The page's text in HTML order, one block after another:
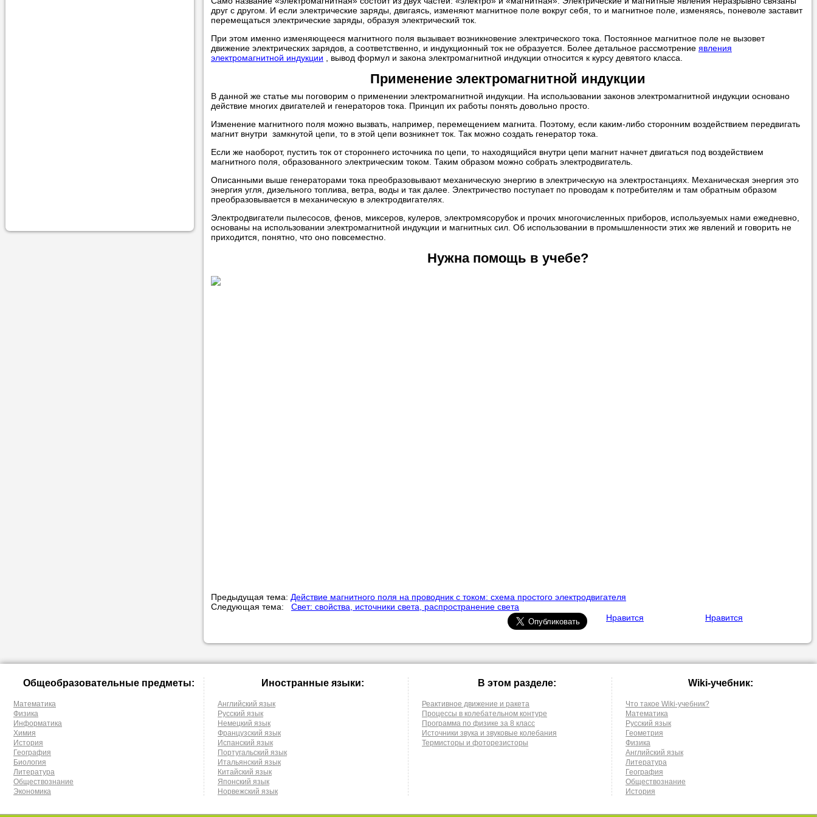
учеником.
друг с другом. И если электрические заряды, двигаясь, изменяют магнитное поле вокруг себя, то и магнитное поле, изменяясь, поневоле заставит
перемещаться электрические заряды, образуя электрический ток.
При этом именно изменяющееся магнитного поля вызывает возникновение электрического тока. Постоянное магнитное поле не вызовет
движение электрических зарядов, а соответственно, и индукционный ток не образуется. Более детальное рассмотрение явления
электромагнитной индукции , вывод формул и закона электромагнитной индукции относится к курсу девятого класса.
Применение электромагнитной индукции
В данной же статье мы поговорим о применении электромагнитной индукции. На использовании законов электромагнитной индукции основано
действие многих двигателей и генераторов тока. Принцип их работы понять довольно просто.
Изменение магнитного поля можно вызвать, например, перемещением магнита. Поэтому, если каким-либо сторонним воздействием передвигать
магнит внутри замкнутой цепи, то в этой цепи возникнет ток. Так можно создать генератор тока.
Если же наоборот, пустить ток от стороннего источника по цепи, то находящийся внутри цепи магнит начнет двигаться под воздействием
магнитного поля, образованного электрическим током. Таким образом можно собрать электродвигатель.
Описанными выше генераторами тока преобразовывают механическую энергию в электрическую на электростанциях. Механическая энергия это
энергия угля, дизельного топлива, ветра, воды и так далее. Электричество поступает по проводам к потребителям и там обратным образом
преобразовывается в механическую в электродвигателях.
Электродвигатели пылесосов, фенов, миксеров, кулеров, электромясорубок и прочих многочисленных приборов, используемых нами ежедневно,
основаны на использовании электромагнитной индукции и магнитных сил. Об использовании в промышленности этих же явлений и говорить не
приходится, понятно, что оно повсеместно.
Нужна помощь в учебе?
Предыдущая тема: Действие магнитного поля на проводник с током: схема простого электродвигателя
Следующая тема: Свет: свойства, источники света, распространение света
Нравится
Нравится
Общеобразовательные предметы:
Математика
Физика
Информатика
Химия
История
География
Биология
Литература
Обществознание
Экономика
Иностранные языки:
Английский язык
Русский язык
Немецкий язык
Французский язык
Испанский язык
Португальский язык
Итальянский язык
Китайский язык
Японский язык
Норвежский язык
В этом разделе:
Реактивное движение и ракета
Процессы в колебательном контуре
Программа по физике за 8 класс
Источники звука и звуковые колебания
Термисторы и фоторезисторы
Wiki-учебник:
Что такое Wiki-учебник?
Математика
Русский язык
Геометрия
Физика
Английский язык
Литература
География
Обществознание
История